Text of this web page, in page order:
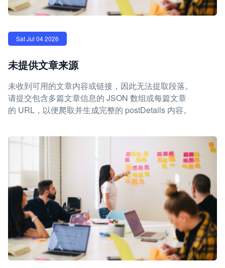
Sat Jul 04 2026
未提供文章来源
未收到可用的文章内容或链接，因此无法提取段落。
请提交包含多篇文章信息的 JSON 数组或每篇文章
的 URL，以便爬取并生成完整的 postDetails 内容。